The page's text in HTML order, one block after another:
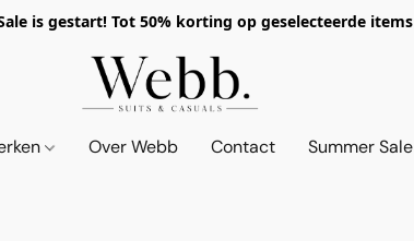
is gestart! Tot 50% korting op geselecteerde items
Over Webb Contact Summer Sale